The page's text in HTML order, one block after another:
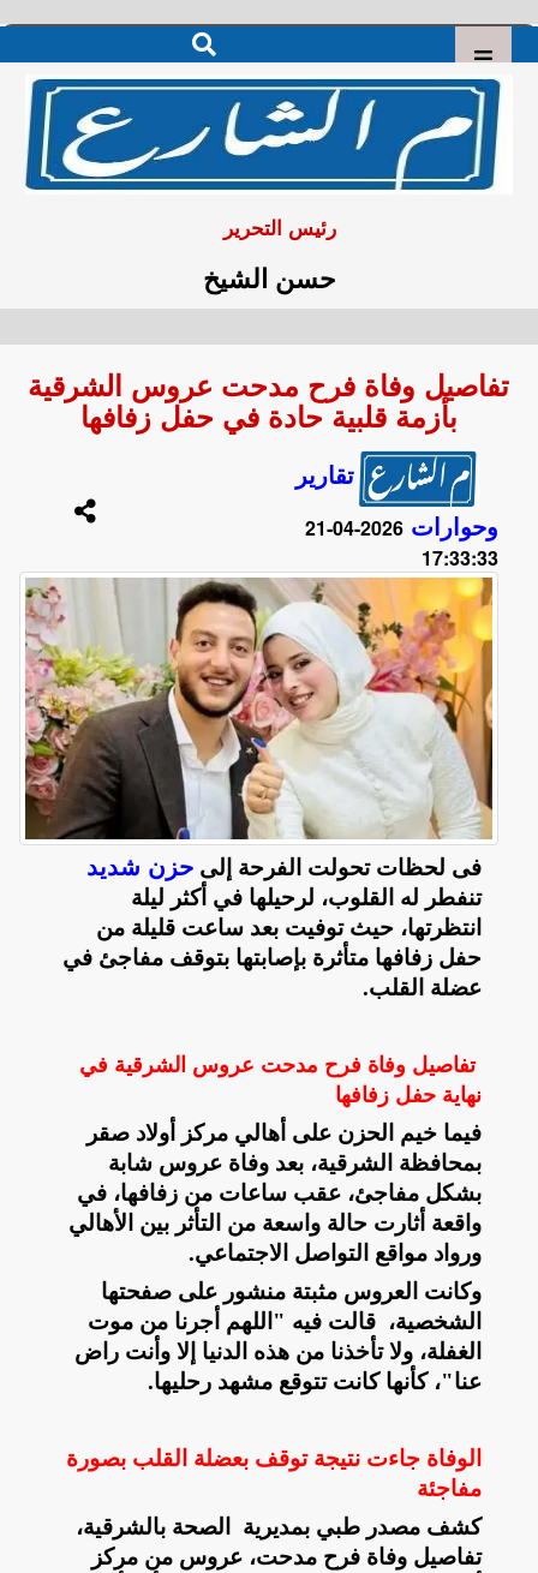
رئيس التحرير
حسن الشيخ
تفاصيل وفاة فرح مدحت عروس الشرقية
بأزمة قلبية حادة في حفل زفافها
تقارير
وحوارات
2026-04-21
17:33:33
فى لحظات تحولت الفرحة إلىحزن شديد
تنفطر له القلوب، لرحيلها في أكثر ليلة
انتظرتها، حيث توفيت بعد ساعت قليلة من
حفل زفافها متأثرة بإصابتها بتوقف مفاجئ في
عضلة القلب.
تفاصيل وفاة فرح مدحت عروس الشرقية في
نهاية حفل زفافها
فيما خيم الحزن على أهالي مركز أولاد صقر
بمحافظة الشرقية، بعد وفاة عروس شابة
بشكل مفاجئ، عقب ساعات من زفافها، في
واقعة أثارت حالة واسعة من التأثر بين الأهالي
ورواد مواقع التواصل الاجتماعي.
وكانت العروس مثبتة منشور على صفحتها
الشخصية، قالت فيه "اللهم أجرنا من موت
الغفلة، ولا تأخذنا من هذه الدنيا إلا وأنت راض
عنا"، كأنها كانت تتوقع مشهد رحليها.
الوفاة جاءت نتيجة توقف بعضلة القلب بصورة
مفاجئة
كشف مصدر طبي بمديرية الصحة بالشرقية،
تفاصيل وفاة فرح مدحت، عروس من مركز